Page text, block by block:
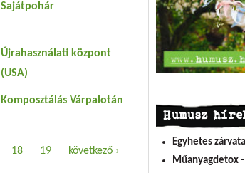
Sajátpohár
Újrahasználati központ
(USA)
Komposztálás Várpalotán
18 19
következő ›
Humusz
Egyhetes
Műanyagdetox